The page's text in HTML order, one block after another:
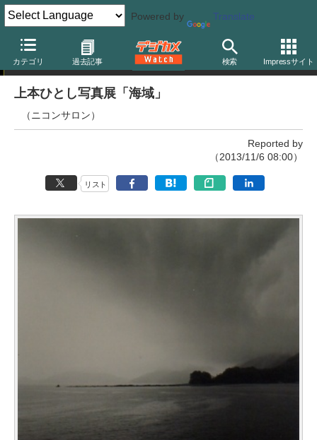
Powered by Translate
カテゴリ 過去記事 検索 Impressサイト
写真展
上本ひとし写真展「海域」
（ニコンサロン）
Reported by
（2013/11/6 08:00）
リスト